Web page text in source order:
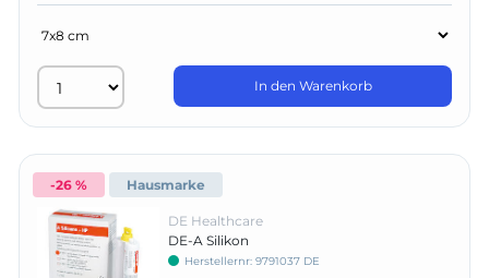
In den Warenkorb
-26 % Hausmarke
DE Healthcare
DE-A Silikon
Herstellernr: 9791037 DE